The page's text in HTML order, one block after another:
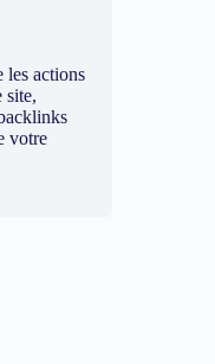
les actions
site,
votre